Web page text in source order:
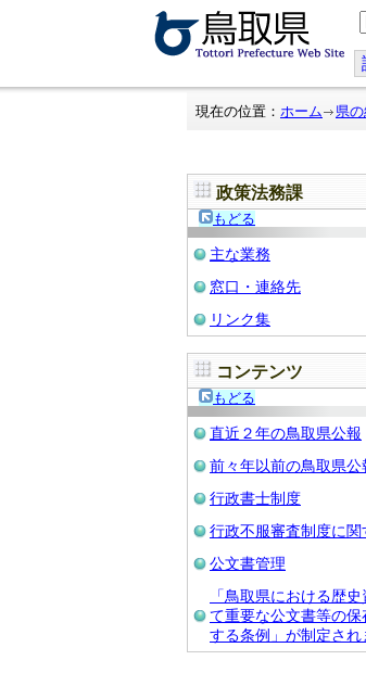
こ
の
ジ
を
翻
現在の位置： ホーム 県
政策法務課
もどる
主な業務
窓口・連絡先
リンク集
コンテンツ
もどる
直近２年の鳥取県公報
前々年以前の鳥取県公
行政書士制度
行政不服審査制度に関
公文書管理
「鳥取県における歴
て重要な公文書等の保
する条例」が制定され